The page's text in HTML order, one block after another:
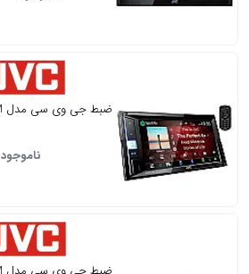
ضبط جی وی سی مدل KW-M450BTM
ناموجود